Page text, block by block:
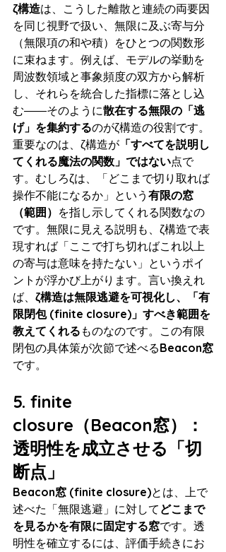
ζ構造は、こうした離散と連続の両要因
を同じ視野で扱い、無限に及ぶ寄与分
（無限項の和や積）をひとつの関数形
に束ねます。例えば、モデルの挙動を
周波数領域と事象頻度の双方から解析
し、それらを統合した指標に落とし込
む――そのように散在する無限の「逃
げ」を集約するのがζ構造の役割です。
重要なのは、ζ構造が 「すべてを説明し
てくれる魔法の関数」ではない点で
す。むしろζは、「どこまで切り取れば
操作不能になるか」という 有限の窓
（範囲） を指し示してくれる関数なの
です。無限に見える説明も、ζ構造で表
現すれば「ここで打ち切ればこれ以上
の寄与は意味を持たない」というポイ
ントが浮かび上がります。言い換えれ
ば、 ζ構造は無限逃避を可視化し、「有
限閉包 (finite closure)」すべき範囲を
教えてくれる ものなのです。この有限
閉包の具体策が次節で述べるBeacon窓
です。
5. finite
closure（Beacon窓）：
透明性を成立させる「切
断点」
Beacon窓 (finite closure)とは、上で
述べた「無限逃避」に対して どこまで
を見るかを有限に固定する窓です。透
明性を確立するには、評価手続きにお